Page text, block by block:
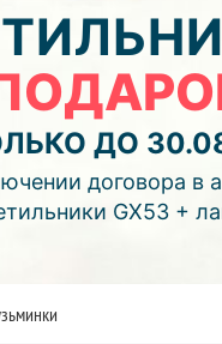
47
мин.
об акции >>
двухуровнего
и подсветкой
ДО
договора в
GX53 +